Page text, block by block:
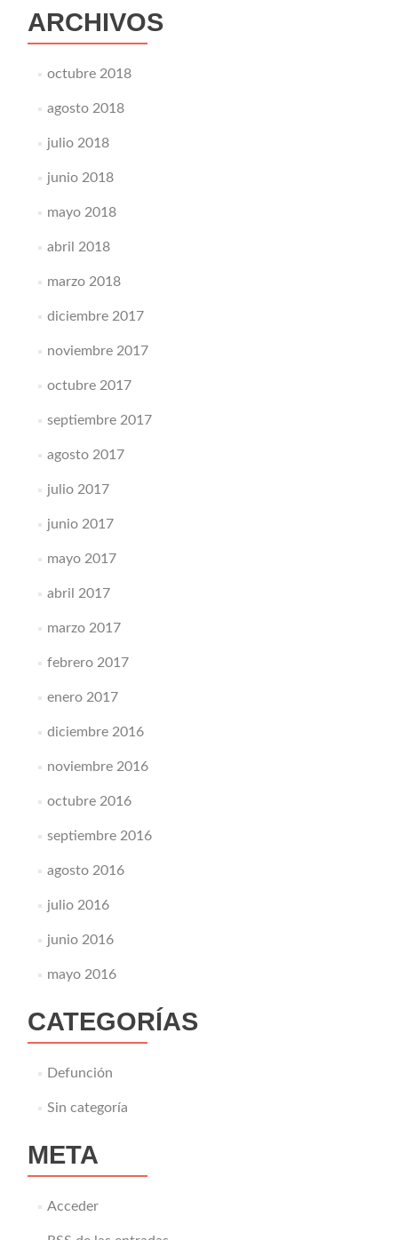
ARCHIVOS
octubre 2018
agosto 2018
julio 2018
junio 2018
mayo 2018
abril 2018
marzo 2018
diciembre 2017
noviembre 2017
octubre 2017
septiembre 2017
agosto 2017
julio 2017
junio 2017
mayo 2017
abril 2017
marzo 2017
febrero 2017
enero 2017
diciembre 2016
noviembre 2016
octubre 2016
septiembre 2016
agosto 2016
julio 2016
junio 2016
mayo 2016
CATEGORÍAS
Defunción
Sin categoría
META
Acceder